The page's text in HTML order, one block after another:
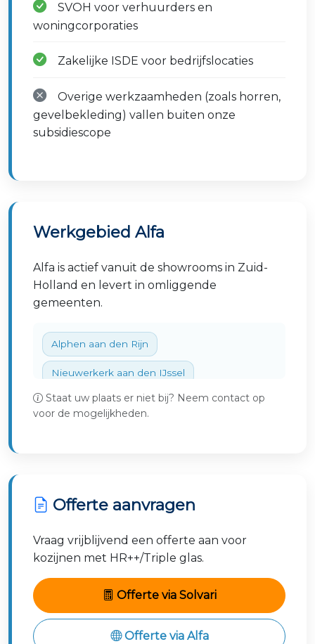
SVOH voor verhuurders en
woningcorporaties
Zakelijke ISDE voor bedrijfslocaties
Overige werkzaamheden (zoals horren,
gevelbekleding) vallen buiten onze
subsidiescope
Werkgebied Alfa
Alfa is actief vanuit de showrooms in Zuid-
Holland en levert in omliggende
gemeenten.
Alphen aan den Rijn
Nieuwerkerk aan den IJssel
Hendrik-Ido-Ambacht Rotterdam
Staat uw plaats er niet bij? Neem contact op
voor de mogelijkheden.
Offerte aanvragen
Vraag vrijblijvend een offerte aan voor
kozijnen met HR++/Triple glas.
Offerte via Solvari
Offerte via Alfa